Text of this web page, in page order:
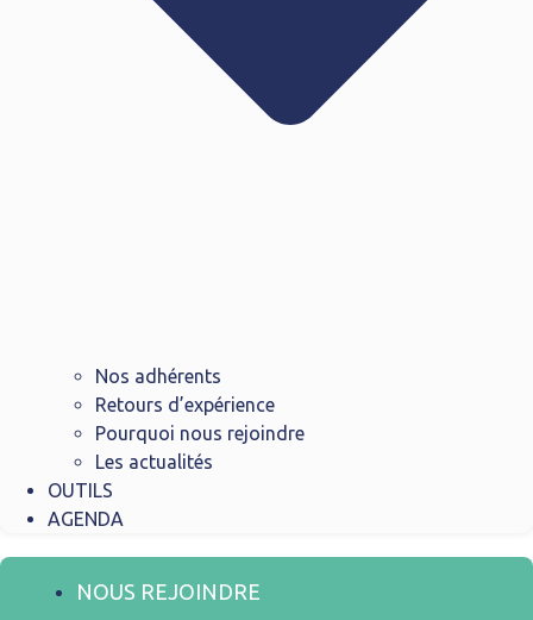
Nos adhérents
Retours d’expérience
Pourquoi nous rejoindre
Les actualités
OUTILS
AGENDA
NOUS REJOINDRE